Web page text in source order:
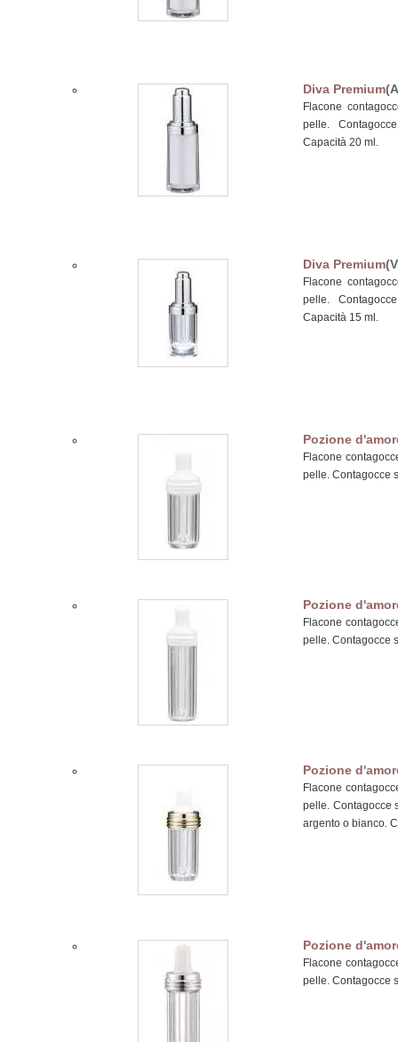
Diva Premium
Flacone
pelle.
Capacità 20 ml.
Diva Premium
Flacone
pelle.
Capacità 15 ml.
Pozione
Flacone
pelle. Contagocce
Pozione
Flacone
pelle. Contagocce
Pozione
Flacone
pelle. Contagocce
argento o bianco.
Pozione
Flacone
pelle. Contagocce